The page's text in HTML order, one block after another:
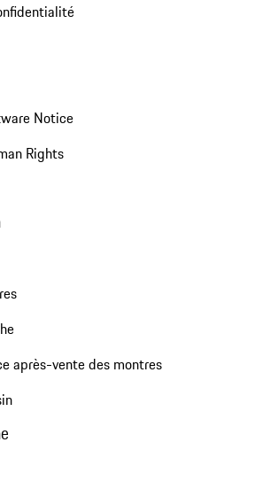
Notice
Rights
après-vente des montres